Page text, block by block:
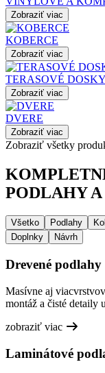
Zobraziť viac
KOBERCE
Zobraziť viac
TERASOVÉ DOSKY
Zobraziť viac
DVERE
Zobraziť viac
Zobraziť všetky
PODLAHY
Všetko Podlahy
Doplnky
Návrh
Drevené podlahy
Masívne aj
montáž a čisté detaily
zobraziť viac
Laminátové